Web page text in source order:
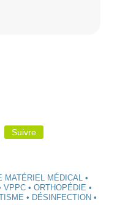
Suivre
MATÉRIEL MÉDICAL •
VPPC • ORTHOPÉDIE •
• DÉSINFECTION •